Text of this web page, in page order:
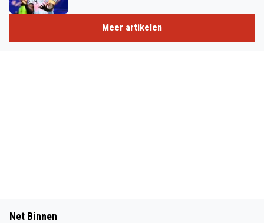
Meer artikelen
Net Binnen